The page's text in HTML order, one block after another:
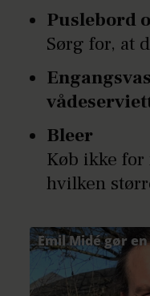
Puslebord
Sørg for, at
Bleer
Køb ikke for
hvilken